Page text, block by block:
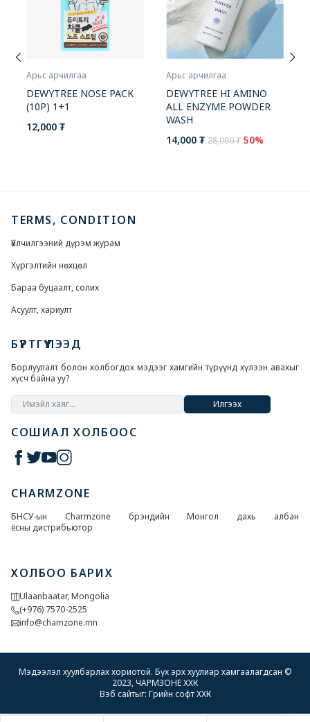
Арьс арчилгаа
DEWYTREE NOSE PACK
(10P) 1+1
12,000 ₮
Арьс арчилгаа
DEWYTREE HI AMINO
ALL ENZYME POWDER
WASH
14,000 ₮ 28,000 ₮ 50%
TERMS, CONDITION
Үйлчилгээний дүрэм журам
Хүргэлтийн нөхцөл
Бараа буцаалт, солих
Асуулт, хариулт
БҮРТГҮҮЛЭЭД
Борлуулалт болон холбогдох мэдээг хамгийн түрүүнд хүлээн авахыг
хүсч байна уу?
Илгээх
СОШИАЛ ХОЛБООС
CHARMZONE
БНСУ-ын Charmzone брэндийн Монгол дахь албан
ёсны дистрибьютор
ХОЛБОО БАРИХ
Ulaanbaatar, Mongolia
(+976) 7570-2525
info@chamzone.mn
Мэдээлэл хуулбарлах хориотой. Бүх эрх хуулиар хамгаалагдсан ©
2023, ЧАРМЗОНЕ ХХК
Вэб сайтыг: Грийн софт ХХК